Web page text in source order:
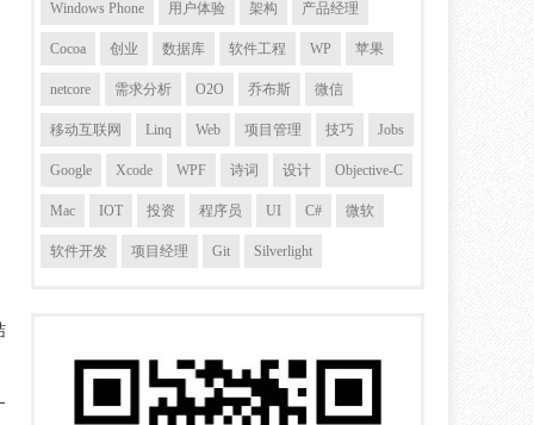
Windows Phone 用户体验 架构 产品经理
Cocoa 创业 数据库 软件工程 WP 苹果
netcore 需求分析 O2O 乔布斯 微信
移动互联网 Linq Web 项目管理 技巧 Jobs
Google Xcode WPF 诗词 设计 Objective-C
Mac IOT 投资 程序员 UI C# 微软
软件开发 项目经理 Git Silverlight